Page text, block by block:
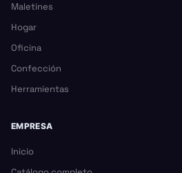
Maletines
Hogar
Oficina
Confección
Herramientas
EMPRESA
Inicio